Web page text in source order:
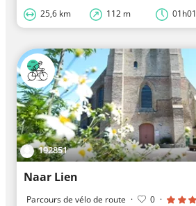
25,6 km 112 m 01h01
192851
Naar Lien
Parcours de vélo de route · 0 ·